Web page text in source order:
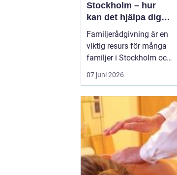
Stockholm – hur
kan det hjälpa dig
och din familj
Familjerådgivning är en
viktig resurs för många
familjer i Stockholm och
runt om i Sverige.
Genom att ta emot stöd
erfarna terapeuter kan
familjer lösa konflikter,
förbättra kom...
07 juni 2026